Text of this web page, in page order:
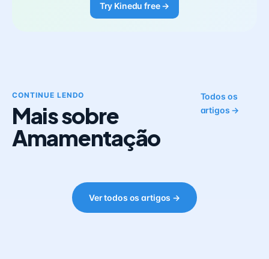
Try Kinedu free →
CONTINUE LENDO
Mais sobre
Amamentação
Todos os
artigos →
Ver todos os artigos →